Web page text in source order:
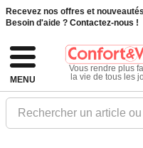
Recevez nos offres et
Besoin d'aide ? Contactez-nous !
MENU
Vous rendre plus
la vie de tous les
Rechercher un article